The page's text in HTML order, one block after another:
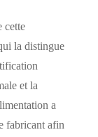
cette
la distingue
et la
a
fabricant afin